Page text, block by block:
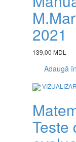
2021
139,00 MDL
Adaugă
Teste